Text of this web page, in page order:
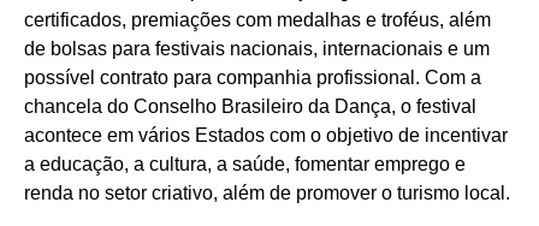
certificados, premiações com medalhas e troféus, além
de bolsas para festivais nacionais, internacionais e um
possível contrato para companhia profissional. Com a
chancela do Conselho Brasileiro da Dança, o festival
acontece em vários Estados com o objetivo de incentivar
a educação, a cultura, a saúde, fomentar emprego e
renda no setor criativo, além de promover o turismo local.